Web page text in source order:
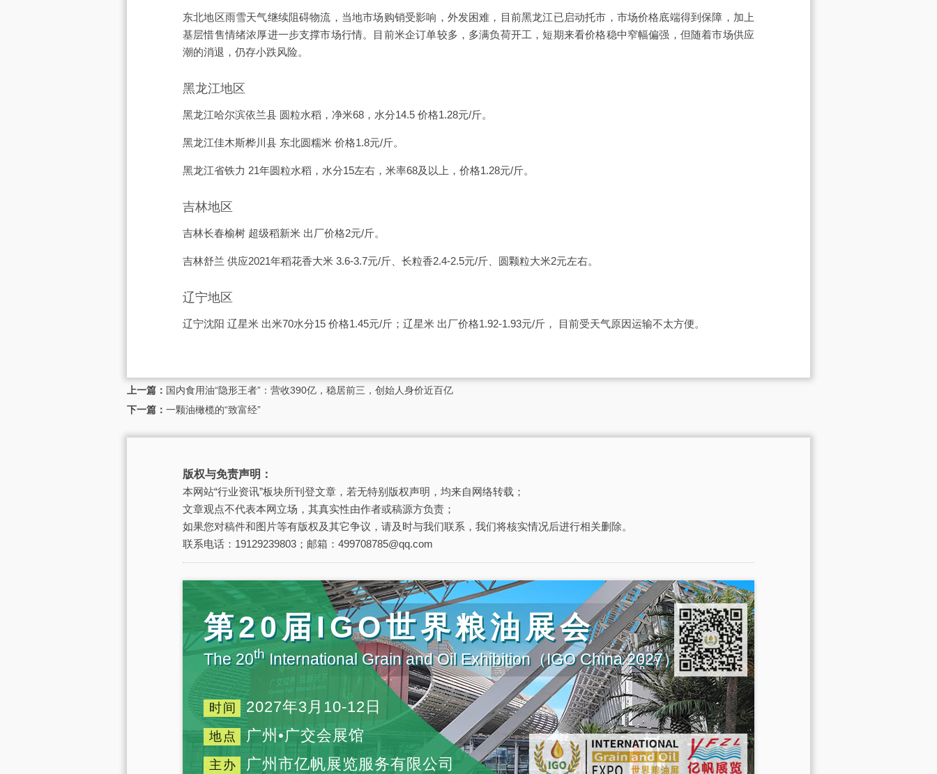
东北地区雨雪天气继续阻碍物流，当地市场购销受影响，外发困难，目前黑龙江已启动托市，市场价格底端得到保障，加上
基层惜售情绪浓厚进一步支撑市场行情。目前米企订单较多，多满负荷开工，短期来看价格稳中窄幅偏强，但随着市场供应
潮的消退，仍存小跌风险。
黑龙江地区
黑龙江哈尔滨依兰县 圆粒水稻，净米68，水分14.5 价格1.28元/斤。
黑龙江佳木斯桦川县 东北圆糯米 价格1.8元/斤。
黑龙江省铁力 21年圆粒水稻，水分15左右，米率68及以上，价格1.28元/斤。
吉林地区
吉林长春榆树 超级稻新米 出厂价格2元/斤。
吉林舒兰 供应2021年稻花香大米 3.6-3.7元/斤、长粒香2.4-2.5元/斤、圆颗粒大米2元左右。
辽宁地区
辽宁沈阳 辽星米 出米70水分15 价格1.45元/斤；辽星米 出厂价格1.92-1.93元/斤， 目前受天气原因运输不太方便。
上一篇： 国内食用油“隐形王者”：营收390亿，稳居前三，创始人身价近百亿
下一篇： 一颗油橄榄的“致富经”
版权与免责声明：
本网站“行业资讯”板块所刊登文章，若无特别版权声明，均来自网络转载；
文章观点不代表本网立场，其真实性由作者或稿源方负责；
如果您对稿件和图片等有版权及其它争议，请及时与我们联系，我们将核实情况后进行相关删除。
联系电话：19129239803；邮箱：499708785@qq.com
第20届IGO世界粮油展会
The 20thInternational Grain and Oil Exhibition（IGO China 2027）
时间 2027年3月10-12日
地点 广州•广交会展馆
主办 广州市亿帆展览服务有限公司